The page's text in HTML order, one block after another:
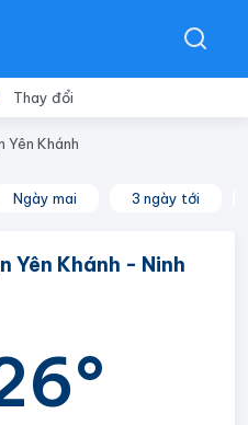
Thay đổi
Yên Khánh
Ngày mai 3 ngày tới
Yên Khánh - Ninh